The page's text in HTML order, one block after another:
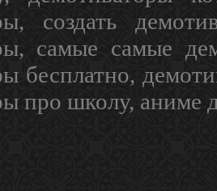
создать
самые самые
бесплатно,
про школу, аниме